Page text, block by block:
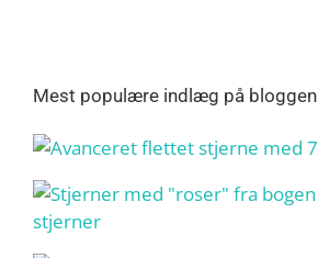
Mest populære indlæg på bloggen